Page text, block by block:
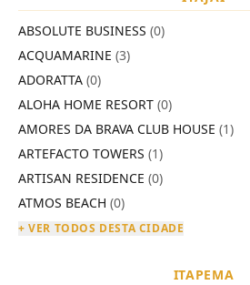
ABSOLUTE BUSINESS (0)
ACQUAMARINE (3)
ADORATTA (0)
ALOHA HOME RESORT (0)
AMORES DA BRAVA CLUB HOUSE (1)
ARTEFACTO TOWERS (1)
ARTISAN RESIDENCE (0)
ATMOS BEACH (0)
+ VER TODOS DESTA CIDADE
ITAPEMA